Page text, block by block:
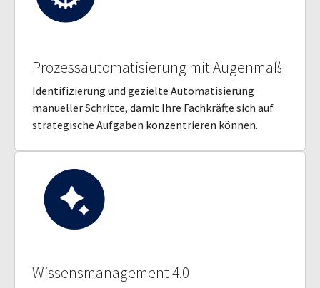
Prozessautomatisierung mit Augenmaß
Identifizierung und gezielte Automatisierung
manueller Schritte, damit Ihre Fachkräfte sich auf
strategische Aufgaben konzentrieren können.
Wissensmanagement 4.0